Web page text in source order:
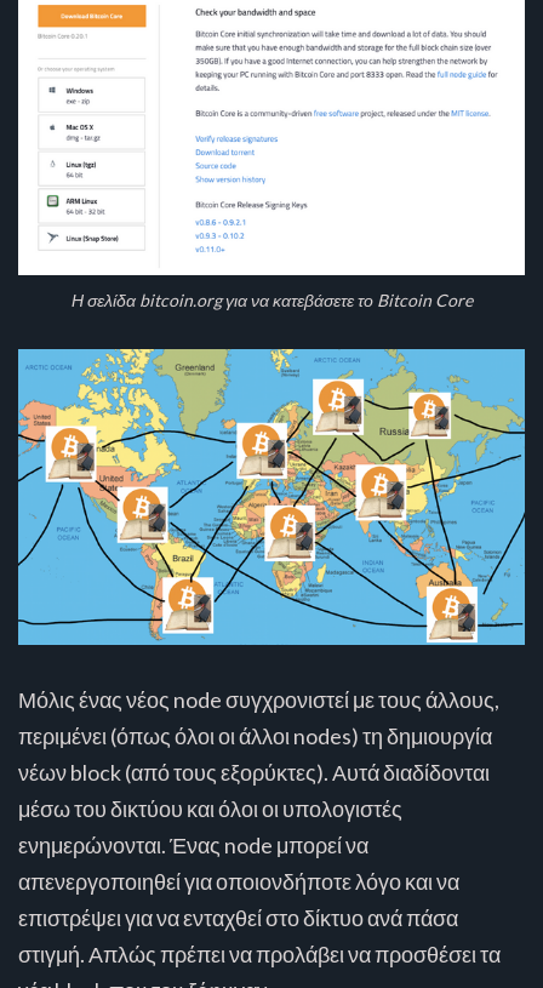
Η σελίδα bitcoin.org για να κατεβάσετε το Bitcoin Core
Μόλις ένας νέος node συγχρονιστεί με τους άλλους,
περιμένει (όπως όλοι οι άλλοι nodes) τη δημιουργία
νέων block (από τους εξορύκτες). Αυτά διαδίδονται
μέσω του δικτύου και όλοι οι υπολογιστές
ενημερώνονται. Ένας node μπορεί να
απενεργοποιηθεί για οποιονδήποτε λόγο και να
επιστρέψει για να ενταχθεί στο δίκτυο ανά πάσα
στιγμή. Απλώς πρέπει να προλάβει να προσθέσει τα